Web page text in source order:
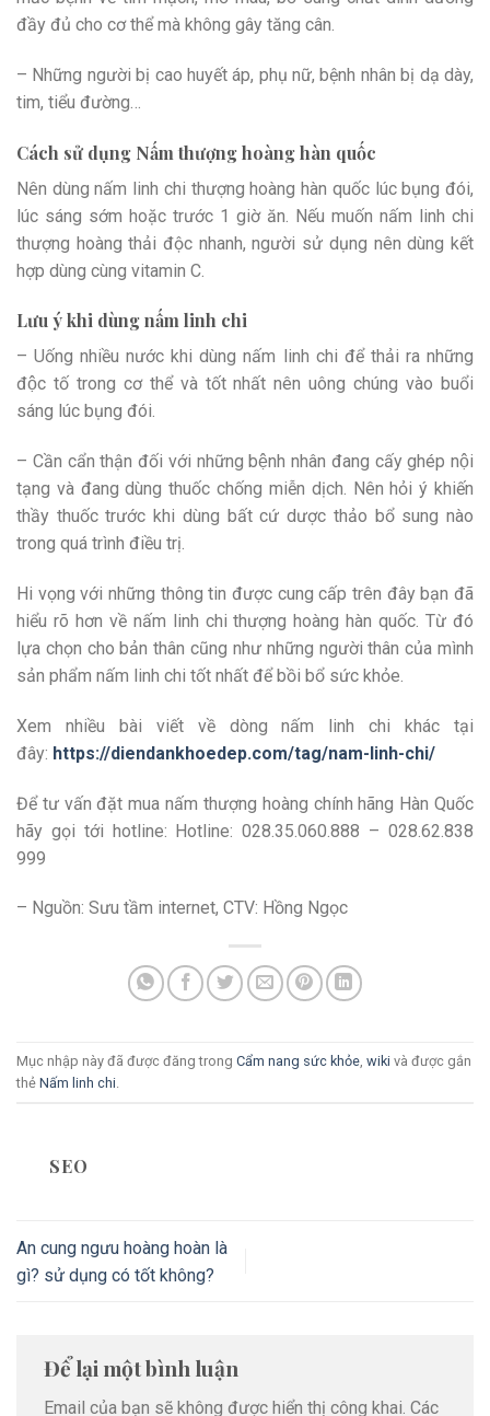
đầy đủ cho cơ thể mà không gây tăng cân.
– Những người bị cao huyết áp, phụ nữ, bệnh nhân bị dạ dày,
tim, tiểu đường…
Cách sử dụng Nấm thượng hoàng hàn quốc
Nên dùng nấm linh chi thượng hoàng hàn quốc lúc bụng đói,
lúc sáng sớm hoặc trước 1 giờ ăn. Nếu muốn nấm linh chi
thượng hoàng thải độc nhanh, người sử dụng nên dùng kết
hợp dùng cùng vitamin C.
Lưu ý khi dùng nấm linh chi
– Uống nhiều nước khi dùng nấm linh chi để thải ra những
độc tố trong cơ thể và tốt nhất nên uông chúng vào buổi
sáng lúc bụng đói.
– Cần cẩn thận đối với những bệnh nhân đang cấy ghép nội
tạng và đang dùng thuốc chống miễn dịch. Nên hỏi ý khiến
thầy thuốc trước khi dùng bất cứ dược thảo bổ sung nào
trong quá trình điều trị.
Hi vọng với những thông tin được cung cấp trên đây bạn đã
hiểu rõ hơn về nấm linh chi thượng hoàng hàn quốc. Từ đó
lựa chọn cho bản thân cũng như những người thân của mình
sản phẩm nấm linh chi tốt nhất để bồi bổ sức khỏe.
Xem nhiều bài viết về dòng nấm linh chi khác tại
đây: https://diendankhoedep.com/tag/nam-linh-chi/
Để tư vấn đặt mua nấm thượng hoàng chính hãng Hàn Quốc
hãy gọi tới hotline: Hotline: 028.35.060.888 – 028.62.838
999
– Nguồn: Sưu tầm internet, CTV: Hồng Ngọc
Mục nhập này đã được đăng trong Cẩm nang sức khỏe wiki và được gắn
thẻ Nấm linh chi
SEO
An cung ngưu hoàng hoàn là
gì? sử dụng có tốt không?
Để lại một bình luận
Email của bạn sẽ không được hiển thị công khai. Các